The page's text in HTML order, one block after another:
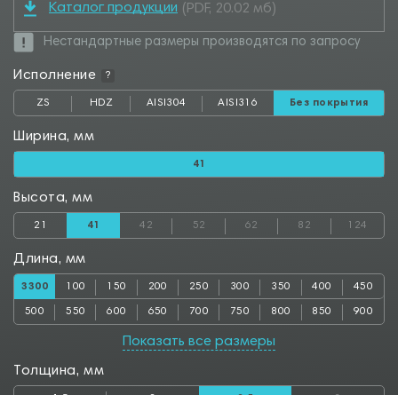
Каталог продукции (PDF, 20.02 мб)
Нестандартные размеры производятся по запросу
Исполнение ?
ZS HDZ AISI304 AISI316 Без покрытия
Ширина, мм
41
Высота, мм
21 41 42 52 62 82 124
Длина, мм
3300 100 150 200 250 300 350 400 450
500 550 600 650 700 750 800 850 900
1050 1100 1150 1200 1250
1850 1900 1950 2000 2050 2100 2150 2200 2250
Показать все размеры
Толщина, мм